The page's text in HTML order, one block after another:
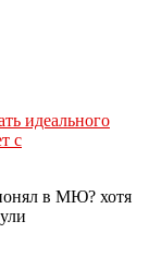
идеального
с
в МЮ? хотя